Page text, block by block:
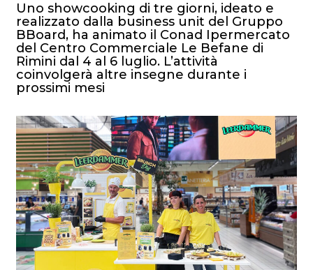
Uno showcooking di tre giorni, ideato e
realizzato dalla business unit del Gruppo
BBoard, ha animato il Conad Ipermercato
del Centro Commerciale Le Befane di
Rimini dal 4 al 6 luglio. L’attività
coinvolgerà altre insegne durante i
prossimi mesi